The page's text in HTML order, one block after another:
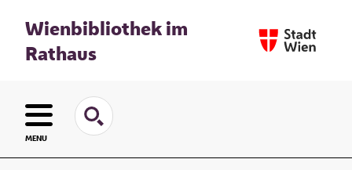
Wienbibliothek im
Rathaus
MENU